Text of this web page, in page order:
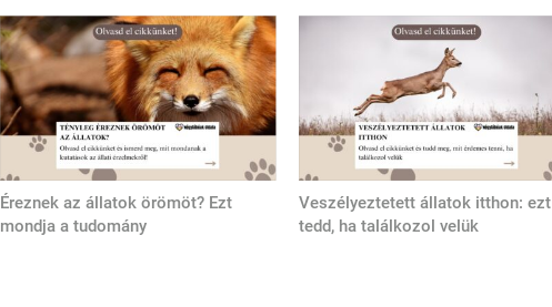
Éreznek az állatok örömöt? Ezt
mondja a tudomány
Veszélyeztetett állatok itthon: ezt
tedd, ha találkozol velük